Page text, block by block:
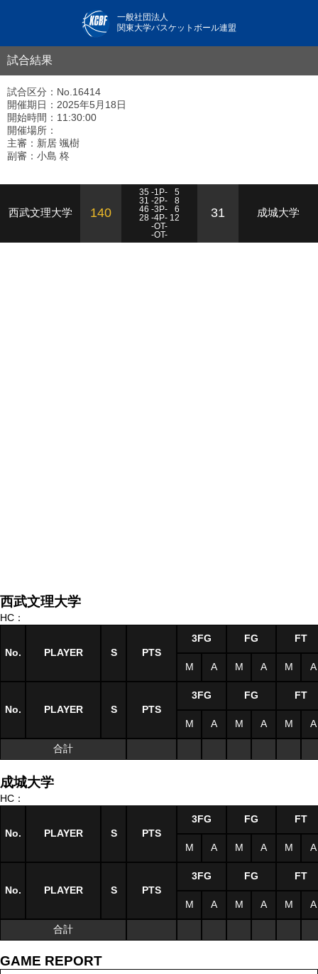
一般社団法人
関東大学バスケットボール連盟
試合結果
試合区分：No.16414
開催期日：2025年5月18日
開始時間：11:30:00
開催場所：
主審：新居 颯樹
副審：小島 柊
西武文理大学 140
35 -1P-
5
31 -2P-
8
46 -3P-
6
28 -4P- 12
-OT-
-OT-
31 成城大学
西武文理大学
HC：
No. PLAYER S PTS
3FG FG FT
M A M A M A
No. PLAYER S PTS
3FG FG FT
M A M A M A
合計
成城大学
HC：
No. PLAYER S PTS
3FG FG FT
M A M A M A
No. PLAYER S PTS
3FG FG FT
M A M A M A
合計
GAME REPORT